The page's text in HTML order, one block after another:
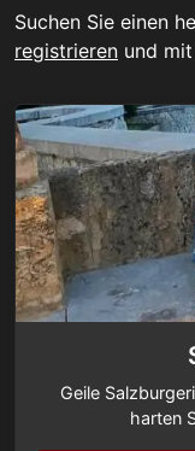
Suchen Sie einen
registrieren und
Geile
harten